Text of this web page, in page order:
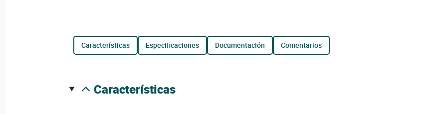
características especificaciones documentación comentarios
características